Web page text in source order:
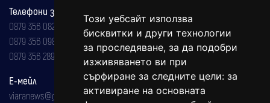
Този уебсайт използва
бисквитки и други технологии
за проследяване, за да подобри
изживяването ви при
сърфиране за следните цели: за
активиране на основната
Телефони за реклама и абонаменти
0879 356 082
0879 356 098
0879 356 289
Е-мейл
viaranews@gmail.com